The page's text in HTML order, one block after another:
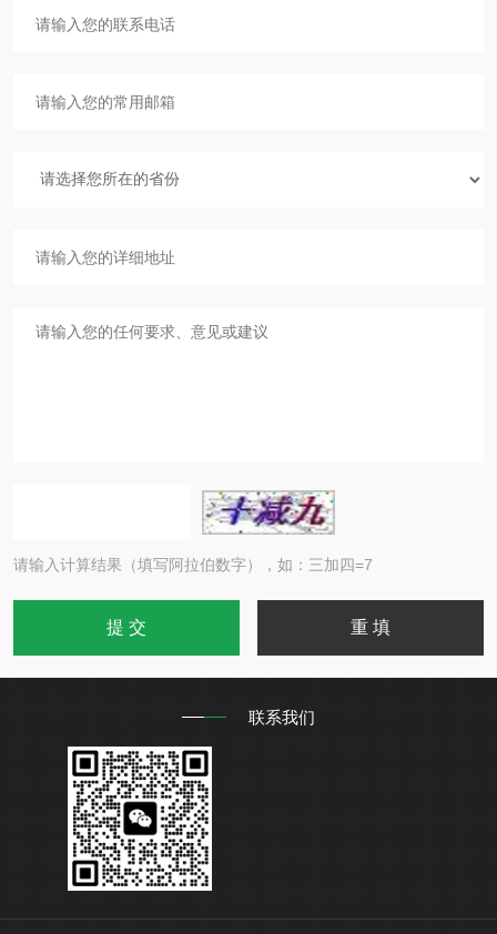
请输入计算结果（填写阿拉伯数字），如：三加四=7
联系我们